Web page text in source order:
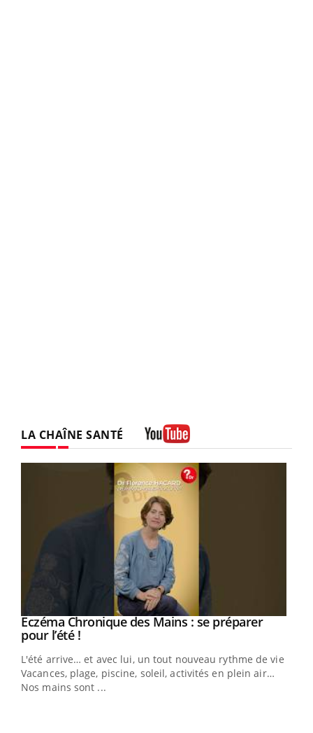
LA CHAÎNE SANTÉ
Youtube
Eczéma Chronique des Mains : se préparer
pour l’été !Youtube
L'été arrive… et avec lui, un tout nouveau rythme de vie !
Vacances, plage, piscine, soleil, activités en plein air…
Nos mains sont ...